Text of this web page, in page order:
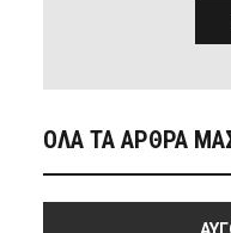
ΟΛΑ ΤΑ ΑΡΘΡΑ